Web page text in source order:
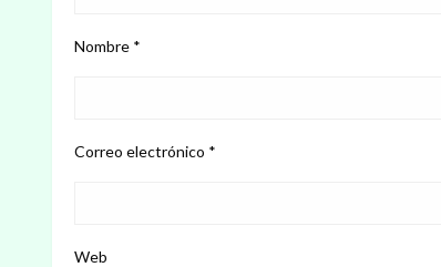
Nombre *
Correo electrónico *
Web